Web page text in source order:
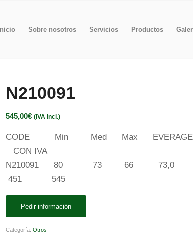
Inicio Sobre nosotros Servicios Productos
N210091
545,00€ (IVA incl.)
CODE Min Med Max EVERAGE
CON IVA
N210091 80 73 66
451 545
Pedir información
Categoría:Otros